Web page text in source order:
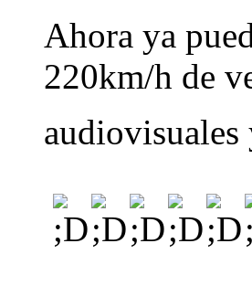
Ahora ya
220km/h de
audiovisuales